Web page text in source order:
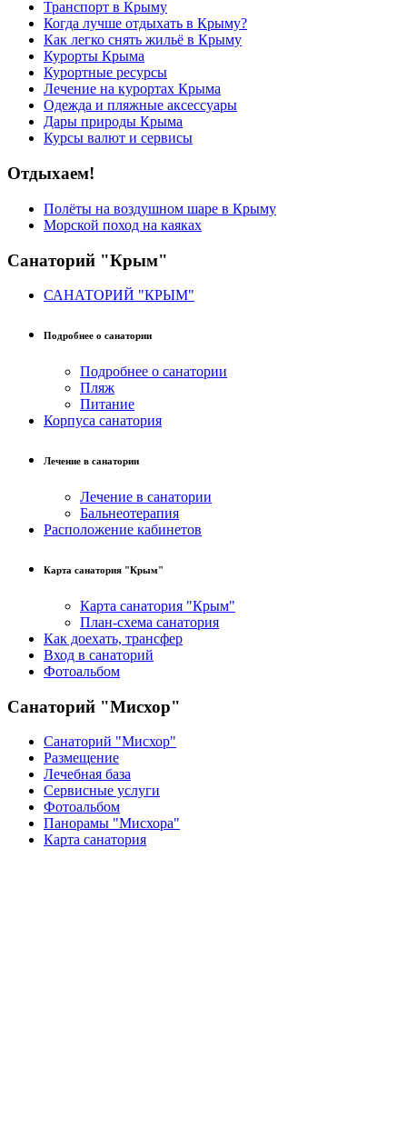
Транспорт в Крыму
Когда лучше отдыхать в Крыму?
Как легко снять жильё в Крыму
Курорты Крыма
Курортные ресурсы
Лечение на курортах Крыма
Одежда и пляжные аксессуары
Дары природы Крыма
Курсы валют и сервисы
Отдыхаем!
Полёты на воздушном шаре в Крыму
Морской поход на каяках
Санаторий "Крым"
САНАТОРИЙ "КРЫМ"
Подробнее о санатории
Подробнее о санатории
Пляж
Питание
Корпуса санатория
Лечение в санатории
Лечение в санатории
Бальнеотерапия
Расположение кабинетов
Карта санатория "Крым"
Карта санатория "Крым"
План-схема санатория
Как доехать, трансфер
Вход в санаторий
Фотоальбом
Санаторий "Мисхор"
Санаторий "Мисхор"
Размещение
Лечебная база
Сервисные услуги
Фотоальбом
Панорамы "Мисхора"
Карта санатория